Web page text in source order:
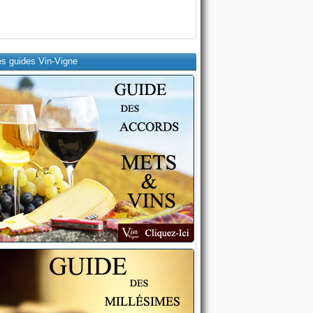
guides Vin-Vigne